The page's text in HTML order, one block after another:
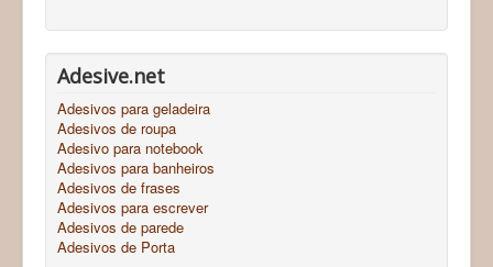
Adesive.net
Adesivos para geladeira
Adesivos de roupa
Adesivo para notebook
Adesivos para banheiros
Adesivos de frases
Adesivos para escrever
Adesivos de parede
Adesivos de Porta